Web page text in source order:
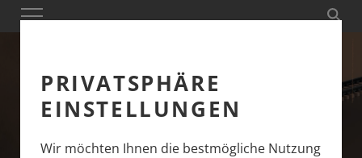
PRIVATSPHÄRE
EINSTELLUNGEN
Wir möchten Ihnen die bestmögliche Nutzung